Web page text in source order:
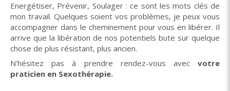
Energétiser, Prévenir, Soulager : ce sont les mots clés de
mon travail. Quelques soient vos problèmes, je peux vous
accompagner dans le cheminement pour vous en libérer. Il
arrive que la libération de nos potentiels bute sur quelque
chose de plus résistant, plus ancien.
N'hésitez pas à prendre rendez-vous avec votre
praticien en Sexothérapie.